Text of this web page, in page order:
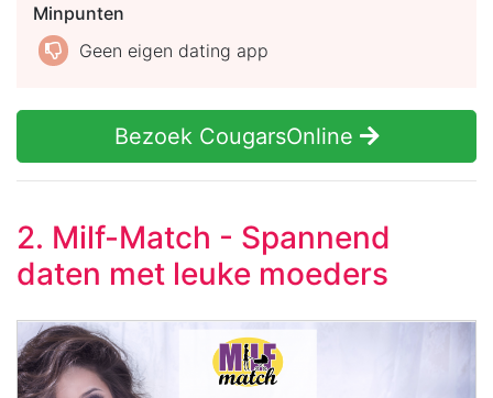
Minpunten
Geen eigen dating app
Bezoek CougarsOnline
2. Milf-Match - Spannend
daten met leuke moeders